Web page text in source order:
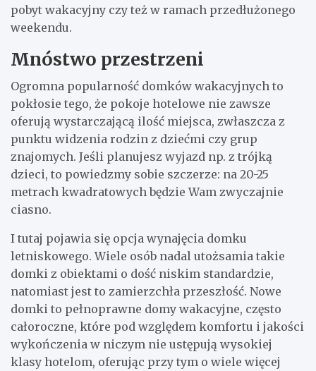
pobyt wakacyjny czy też w ramach przedłużonego
weekendu.
Mnóstwo przestrzeni
Ogromna popularność domków wakacyjnych to
pokłosie tego, że pokoje hotelowe nie zawsze
oferują wystarczającą ilość miejsca, zwłaszcza z
punktu widzenia rodzin z dziećmi czy grup
znajomych. Jeśli planujesz wyjazd np. z trójką
dzieci, to powiedzmy sobie szczerze: na 20-25
metrach kwadratowych będzie Wam zwyczajnie
ciasno.
I tutaj pojawia się opcja wynajęcia domku
letniskowego. Wiele osób nadal utożsamia takie
domki z obiektami o dość niskim standardzie,
natomiast jest to zamierzchła przeszłość. Nowe
domki to pełnoprawne domy wakacyjne, często
całoroczne, które pod względem komfortu i jakości
wykończenia w niczym nie ustępują wysokiej
klasy hotelom, oferując przy tym o wiele więcej